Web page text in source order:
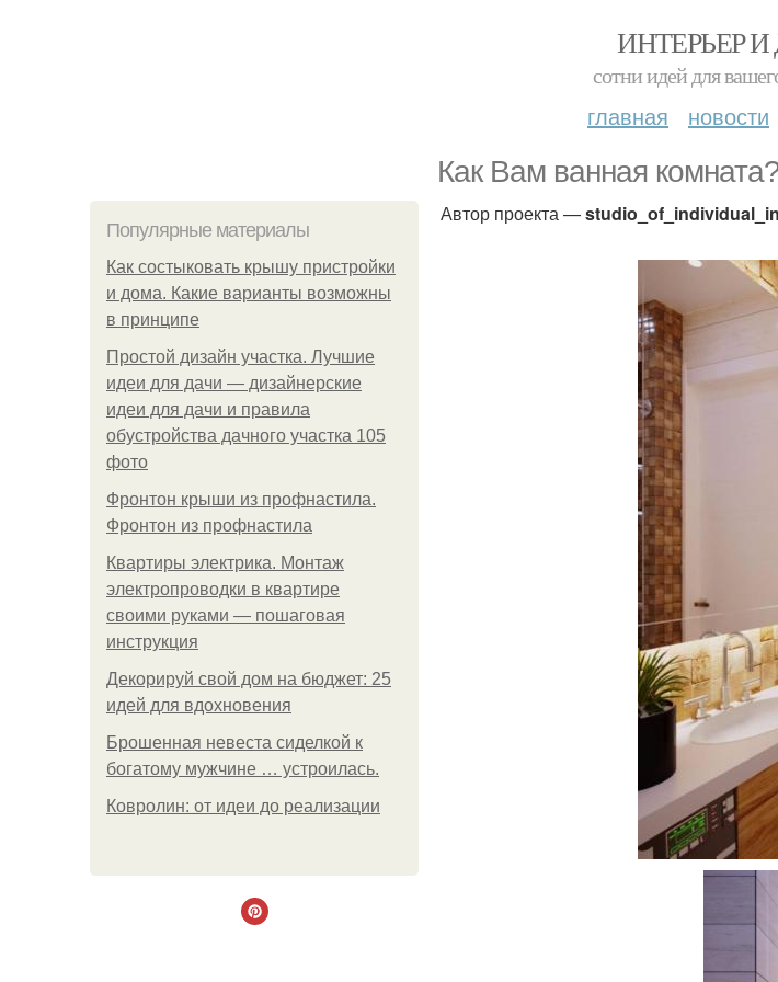
ИНТЕРЬЕР И
сотни идей для
главная новости
Как Вам ванная
Популярные материалы
Как состыковать крышу пристройки
и дома. Какие варианты возможны
в принципе
Простой дизайн участка. Лучшие
идеи для дачи — дизайнерские
идеи для дачи и правила
обустройства дачного участка 105
фото
Фронтон крыши из профнастила.
Фронтон из профнастила
Квартиры электрика. Монтаж
электропроводки в квартире
своими руками — пошаговая
инструкция
Декорируй свой дом на бюджет: 25
идей для вдохновения
Брошенная невеста сиделкой к
богатому мужчине … устроилась.
Ковролин: от идеи до реализации
Автор проекта —